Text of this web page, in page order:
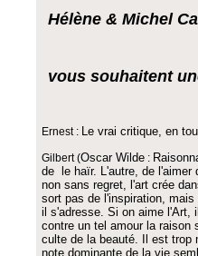
Hélène & Michel
vous souhaitent
Ernest : Le vrai critique, en
Gilbert (Oscar Wilde :
de le haïr. L'autre, de l'aimer
non sans regret, l'art crée
sort pas de l'inspiration,
il s'adresse. Si on aime l'Art,
contre un tel amour la raison
culte de la beauté. Il est trop
note dominante de la vie